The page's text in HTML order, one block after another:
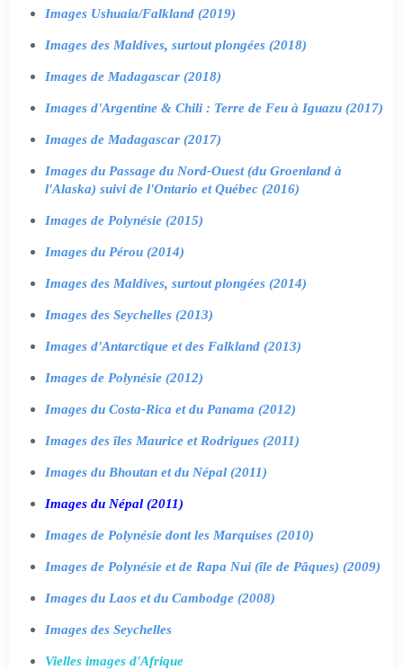
Images Ushuaia/Falkland (2019)
Images des Maldives, surtout plongées (2018)
Images de Madagascar (2018)
Images d'Argentine & Chili : Terre de Feu à Iguazu (2017)
Images de Madagascar (2017)
Images du Passage du Nord-Ouest (du Groenland à
l'Alaska) suivi de l'Ontario et Québec (2016)
Images de Polynésie (2015)
Images du Pérou (2014)
Images des Maldives, surtout plongées (2014)
Images des Seychelles (2013)
Images d'Antarctique et des Falkland (2013)
Images de Polynésie (2012)
Images du Costa-Rica et du Panama (2012)
Images des îles Maurice et Rodrigues (2011)
Images du Bhoutan et du Népal (2011)
Images du Népal (2011)
Images de Polynésie dont les Marquises (2010)
Images de Polynésie et de Rapa Nui (île de Pâques) (2009)
Images du Laos et du Cambodge (2008)
Images des Seychelles
Vielles images d'Afrique